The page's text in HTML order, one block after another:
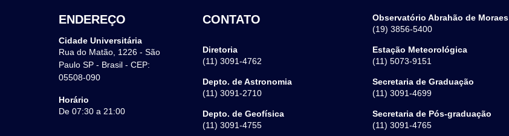
ENDEREÇO
Cidade Universitária
Rua do Matão, 1226 - São
Paulo SP - Brasil - CEP:
05508-090
Horário
De 07:30 a 21:00
CONTATO
Diretoria
(11) 3091-4762
Depto. de Astronomia
(11) 3091-2710
Depto. de Geofísica
(11) 3091-4755
Observatório Abrahão de Moraes
(19) 3856-5400
Estação Meteorológica
(11) 5073-9151
Secretaria de Graduação
(11) 3091-4699
Secretaria de Pós-graduação
(11) 3091-4765